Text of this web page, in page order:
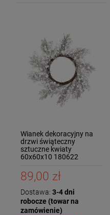
Wianek dekoracyjny na
drzwi świąteczny
sztuczne kwiaty
60x60x10 180622
89,00 zł
Dostawa: 3-4 dni
robocze (towar na
zamówienie)